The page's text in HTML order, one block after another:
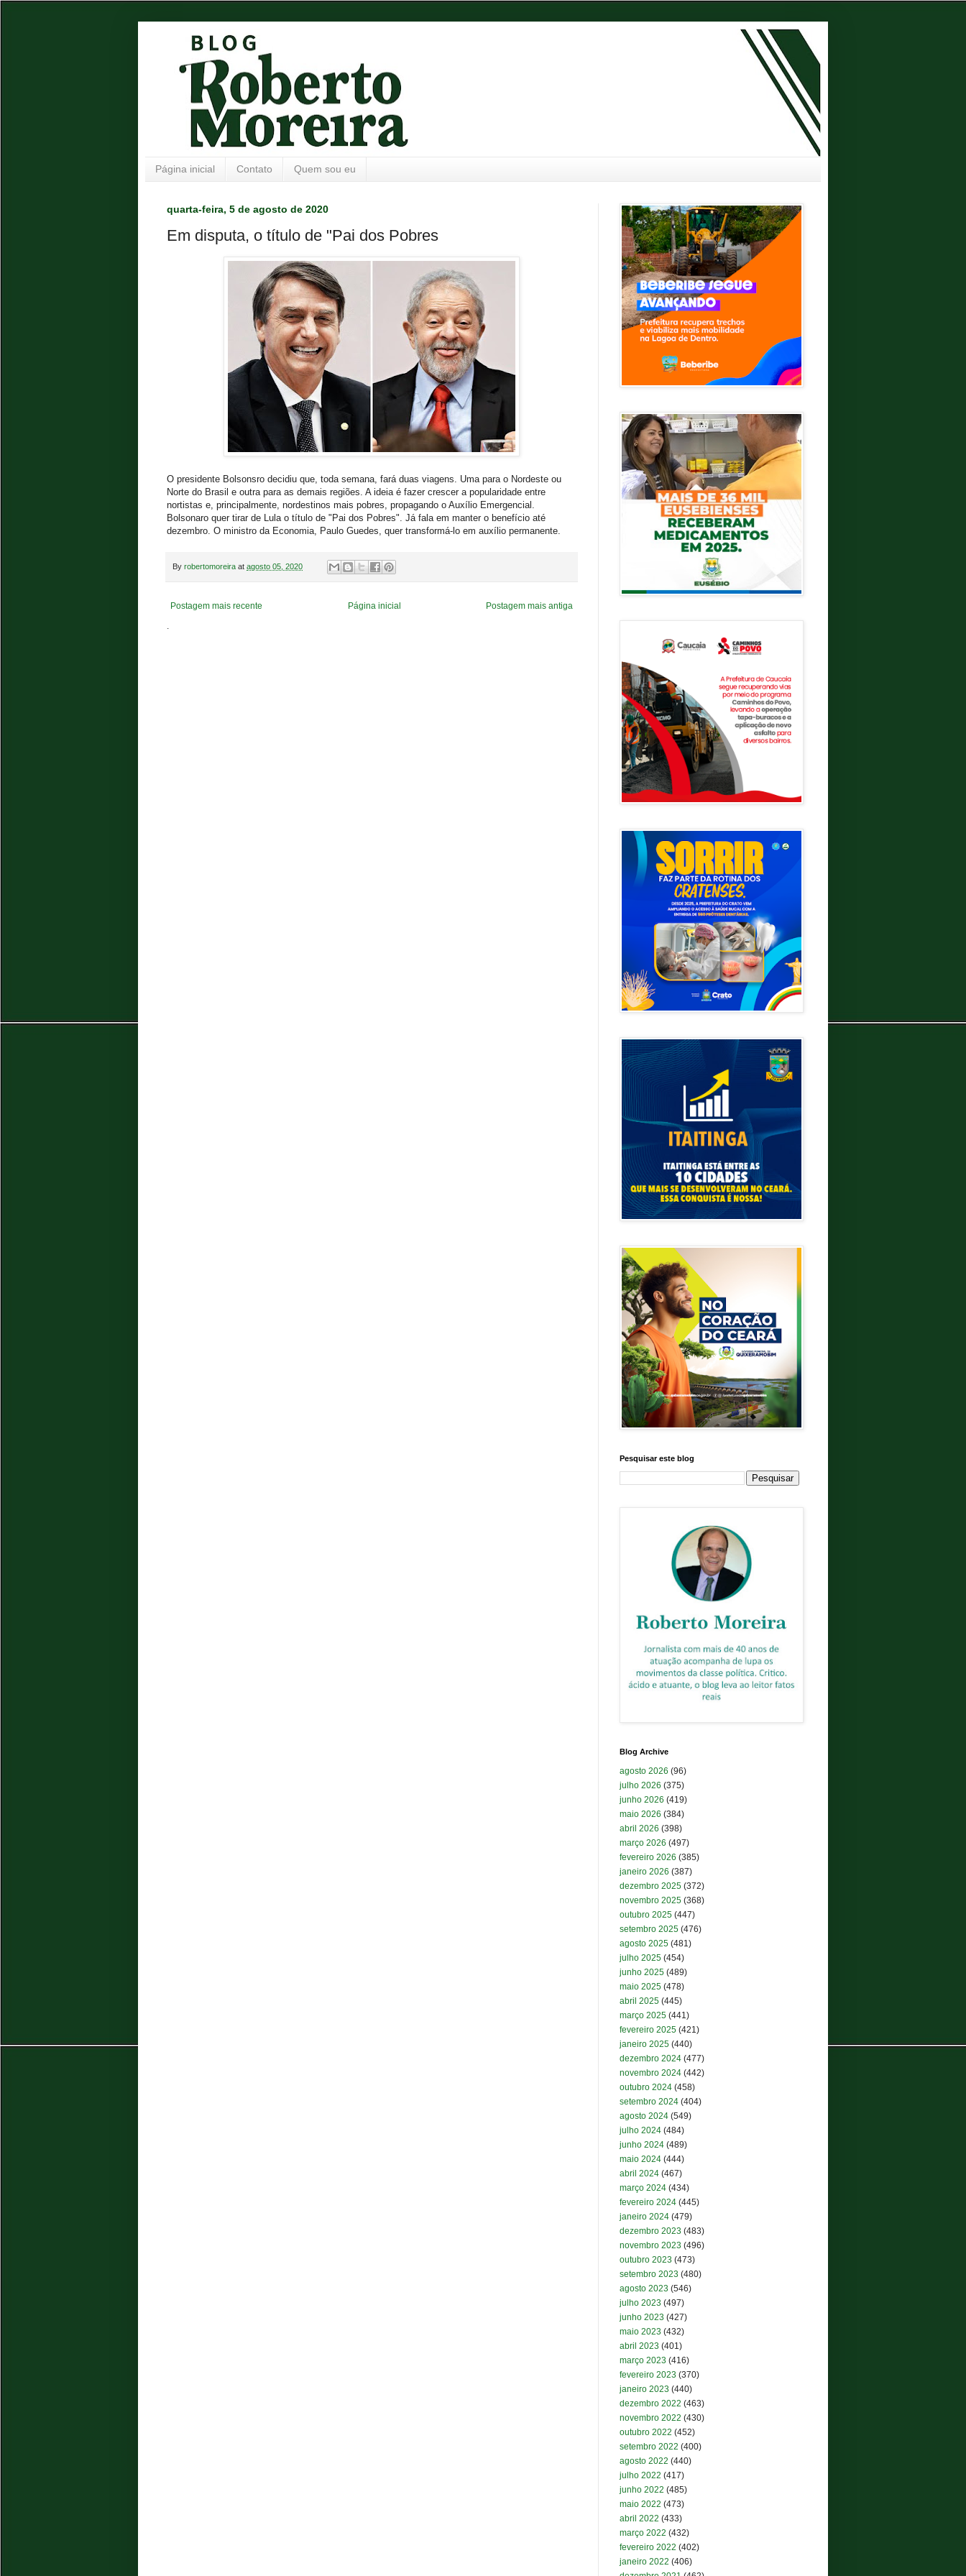
Página inicial Contato Quem sou eu
quarta-feira, 5 de agosto de 2020
Em disputa, o título de "Pai dos Pobres
O presidente Bolsonsro decidiu que, toda semana, fará duas viagens. Uma para o Nordeste ou
Norte do Brasil e outra para as demais regiões. A ideia é fazer crescer a popularidade entre
nortistas e, principalmente, nordestinos mais pobres, propagando o Auxílio Emergencial.
Bolsonaro quer tirar de Lula o título de "Pai dos Pobres". Já fala em manter o benefício até
dezembro. O ministro da Economia, Paulo Guedes, quer transformá-lo em auxílio permanente.
By robertomoreira at agosto 05, 2020
Postagem mais recente Postagem mais antiga
Página inicial
.
Pesquisar este blog
Blog Archive
agosto 2026 (96)
julho 2026 (375)
junho 2026 (419)
maio 2026 (384)
abril 2026 (398)
março 2026 (497)
fevereiro 2026 (385)
janeiro 2026 (387)
dezembro 2025 (372)
novembro 2025 (368)
outubro 2025 (447)
setembro 2025 (476)
agosto 2025 (481)
julho 2025 (454)
junho 2025 (489)
maio 2025 (478)
abril 2025 (445)
março 2025 (441)
fevereiro 2025 (421)
janeiro 2025 (440)
dezembro 2024 (477)
novembro 2024 (442)
outubro 2024 (458)
setembro 2024 (404)
agosto 2024 (549)
julho 2024 (484)
junho 2024 (489)
maio 2024 (444)
abril 2024 (467)
março 2024 (434)
fevereiro 2024 (445)
janeiro 2024 (479)
dezembro 2023 (483)
novembro 2023 (496)
outubro 2023 (473)
setembro 2023 (480)
agosto 2023 (546)
julho 2023 (497)
junho 2023 (427)
maio 2023 (432)
abril 2023 (401)
março 2023 (416)
fevereiro 2023 (370)
janeiro 2023 (440)
dezembro 2022 (463)
novembro 2022 (430)
outubro 2022 (452)
setembro 2022 (400)
agosto 2022 (440)
julho 2022 (417)
junho 2022 (485)
maio 2022 (473)
abril 2022 (433)
março 2022 (432)
fevereiro 2022 (402)
janeiro 2022 (406)